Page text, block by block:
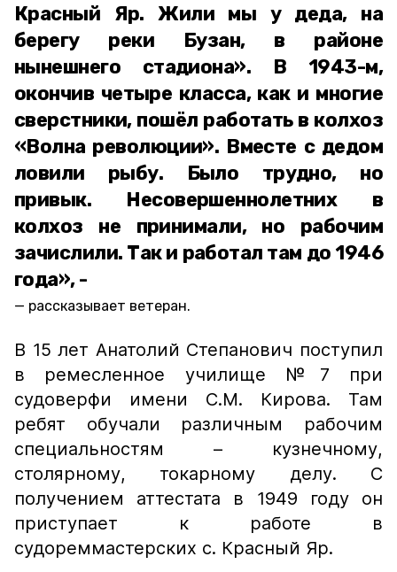
Красный Яр. Жили мы у деда, на
берегу реки Бузан, в районе
нынешнего стадиона». В 1943-м,
окончив четыре класса, как и многие
сверстники, пошёл работать в колхоз
«Волна революции». Вместе с дедом
ловили рыбу. Было трудно, но
привык. Несовершеннолетних в
колхоз не принимали, но рабочим
зачислили. Так и работал там до 1946
года», -
рассказывает ветеран.
В 15 лет Анатолий Степанович поступил
в ремесленное училище №7 при
судоверфи имени С.М. Кирова. Там
ребят обучали различным рабочим
специальностям – кузнечному,
столярному, токарному делу. С
получением аттестата в 1949 году он
приступает к работе в
судореммастерских с. Красный Яр.